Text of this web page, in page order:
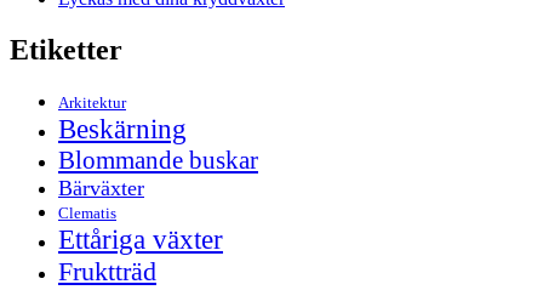
Etiketter
Arkitektur
Beskärning
Blommande buskar
Bärväxter
Clematis
Ettåriga växter
Fruktträd